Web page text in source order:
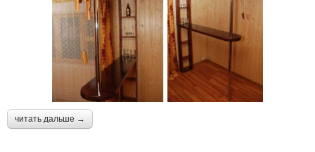
читать дальше →